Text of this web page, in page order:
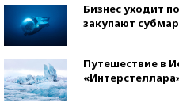
Бизнес уходит
закупают
Путешествие в